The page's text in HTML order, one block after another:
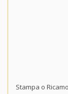
Stampa o